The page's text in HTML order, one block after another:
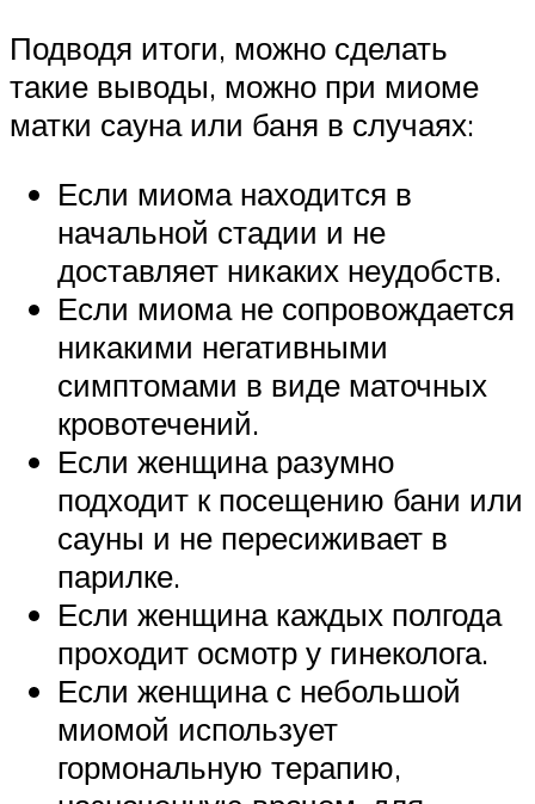
Подводя итоги, можно сделать
такие выводы, можно при миоме
матки сауна или баня в случаях:
Если миома находится в
начальной стадии и не
доставляет никаких неудобств.
Если миома не сопровождается
никакими негативными
симптомами в виде маточных
кровотечений.
Если женщина разумно
подходит к посещению бани или
сауны и не пересиживает в
парилке.
Если женщина каждых полгода
проходит осмотр у гинеколога.
Если женщина с небольшой
миомой использует
гормональную терапию,